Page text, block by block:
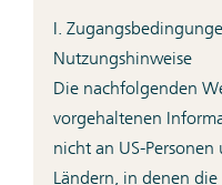
I.
Nutzungshinweise
Die nachfolgenden
vorgehaltenen
nicht an US-
Ländern, in denen
Zusammensetzung